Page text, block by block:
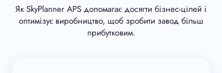
Як SkyPlanner APS допомагає досягти бізнес-цілей і
оптимізує виробництво, щоб зробити завод більш
прибутковим.